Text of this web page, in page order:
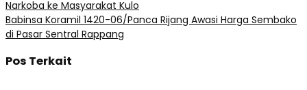
Narkoba ke Masyarakat Kulo
Babinsa Koramil 1420-06/Panca Rijang Awasi Harga Sembako
di Pasar Sentral Rappang
Pos Terkait